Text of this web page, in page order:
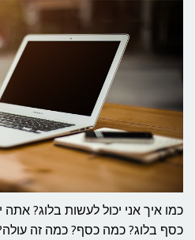
כמו איך אני יכול לעשות בלוג? אתה
כסף בלוג? כמה כסף? כמה זה